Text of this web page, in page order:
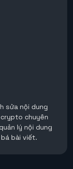
sửa nội dung
chuyên
lý nội dung
bài viết.